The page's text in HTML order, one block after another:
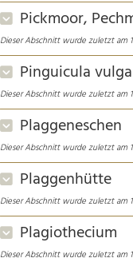
Pickmoor,
Dieser Abschnitt wurde zuletzt am
Pinguicula
Dieser Abschnitt wurde zuletzt am
Plaggeneschen
Dieser Abschnitt wurde zuletzt am
Plaggenhütte
Dieser Abschnitt wurde zuletzt am
Plagiothecium
Dieser Abschnitt wurde zuletzt am